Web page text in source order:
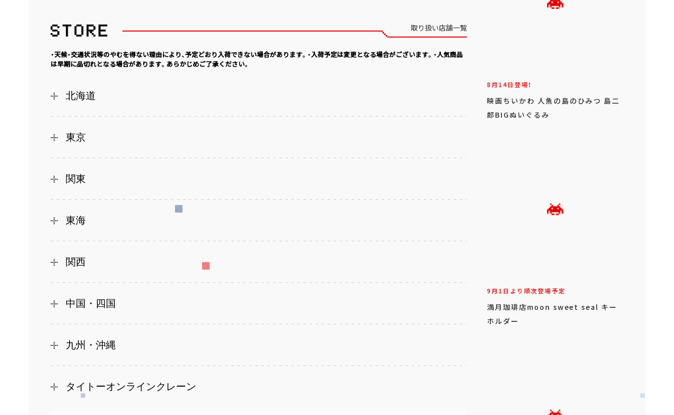
取り扱い店舗一覧
・天候・交通状況等のやむを得ない理由により、予定どおり入荷できない場合があります。・入荷予定は変更となる場合がございます。・人気商品
は早期に品切れとなる場合があります。あらかじめご了承ください。
北海道
東京
関東
東海
関西
中国・四国
九州・沖縄
タイトーオンラインクレーン
8月14日登場！
映画ちいかわ 人魚の島のひみつ 島二
郎BIGぬいぐるみ
9月1日より順次登場予定
満月珈琲店moon sweet seal キー
ホルダー